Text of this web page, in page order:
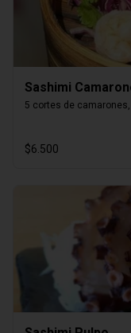
Sashimi
5 cortes de
$6.500